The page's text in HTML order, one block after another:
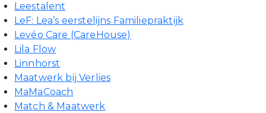
Leestalent
LeF: Lea’s eerstelijns Familiepraktijk
Levéo Care (CareHouse)
Lila Flow
Linnhorst
Maatwerk bij Verlies
MaMaCoach
Match & Maatwerk